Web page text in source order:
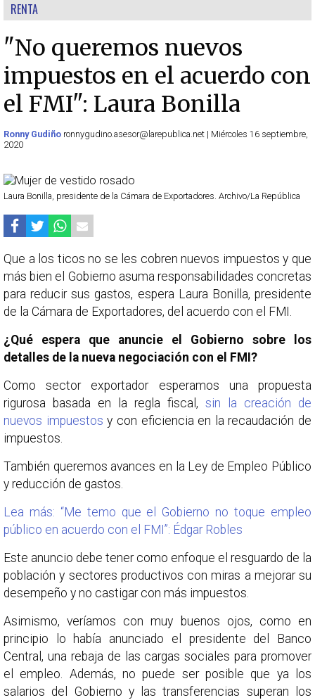
RENTA
"No queremos nuevos
impuestos en el acuerdo con
el FMI": Laura Bonilla
Ronny Gudiño ronnygudino.asesor@larepublica.net | Miércoles 16 septiembre,
2020
Laura Bonilla, presidente de la Cámara de Exportadores. Archivo/La República
Que a los ticos no se les cobren nuevos impuestos y que
más bien el Gobierno asuma responsabilidades concretas
para reducir sus gastos, espera Laura Bonilla, presidente
de la Cámara de Exportadores, del acuerdo con el FMI.
¿Qué espera que anuncie el Gobierno sobre los
detalles de la nueva negociación con el FMI?
Como sector exportador esperamos una propuesta
rigurosa basada en la regla fiscal, sin la creación de
nuevos impuestos y con eficiencia en la recaudación de
impuestos.
También queremos avances en la Ley de Empleo Público
y reducción de gastos.
Lea más: “Me temo que el Gobierno no toque empleo
público en acuerdo con el FMI”: Édgar Robles
Este anuncio debe tener como enfoque el resguardo de la
población y sectores productivos con miras a mejorar su
desempeño y no castigar con más impuestos.
Asimismo, veríamos con muy buenos ojos, como en
principio lo había anunciado el presidente del Banco
Central, una rebaja de las cargas sociales para promover
el empleo. Además, no puede ser posible que ya los
salarios del Gobierno y las transferencias superan los